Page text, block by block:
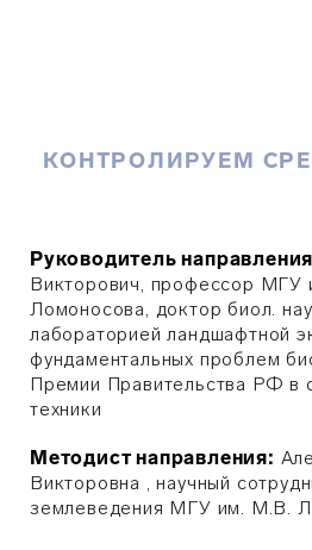
КОНТРОЛИРУЕМ
Руководитель
Викторович, профессор МГУ
Ломоносова, доктор биол.
лабораторией ландшафтной
фундаментальных проблем
Премии Правительства РФ в
техники
Методист направления:
Викторовна , научный
землеведения МГУ им. М.В.